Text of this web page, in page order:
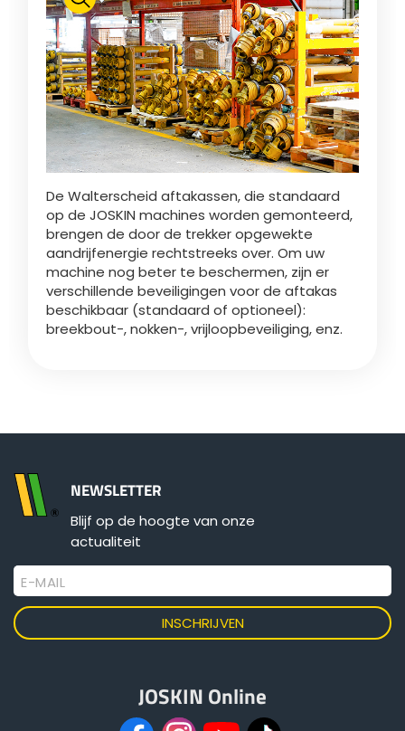
FAN SHOP
PARTS BOOK
JOBS
CONTACT
Polski
Brochure downladen
Italiano
Dansk
Română
Suomi
Slovenija
Lietuvių kalba
Česká republika
De Walterscheid aftakassen, die standaard
op de JOSKIN machines worden gemonteerd,
brengen de door de trekker opgewekte
aandrijfenergie rechtstreeks over. Om uw
machine nog beter te beschermen, zijn er
verschillende beveiligingen voor de aftakas
beschikbaar (standaard of optioneel):
breekbout-, nokken-, vrijloopbeveiliging, enz.
NEWSLETTER
Blijf op de hoogte van onze
actualiteit
E-MAIL
JOSKIN Online